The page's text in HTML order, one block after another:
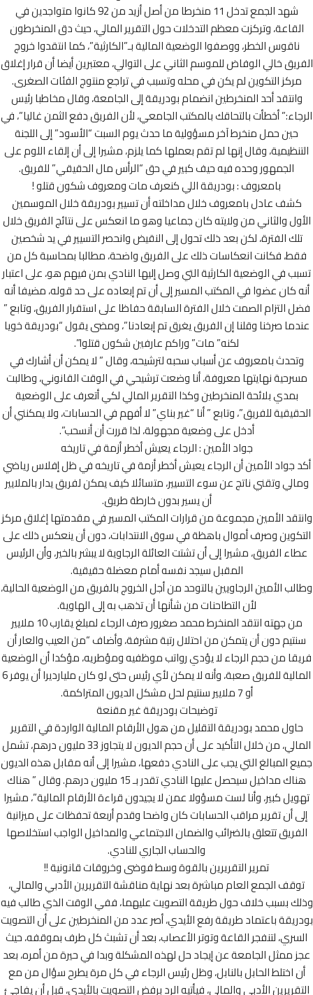
شهد الجمع تدخل 11 منخرطا من أصل أزيد من 92 كانوا متواجدين في
وتركزت معظم التدخلات حول التقرير المالي، حيث دق المنخرطون
ناقوس الخطر، ووصفوا الوضعية المالية بـ”الكارثية”، كما انتقدوا خروج
خالي الوفاض للموسم الثاني على التوالي، معتبرين أيضا أن قرار إغلاق
التكوين لم يكن في محله وتسبب في تراجع منتوج الفئات الصغرى.
أحد المنخرطين انضمام بودريقة إلى الجامعة، وقال مخاطبا رئيس
أخطأت بالتحاقك بالمكتب الجامعي، لأن الفريق دفع الثمن غاليا”، في
حين حمل منخرط آخر مسؤولية ما حدث يوم السبت “الأسود” إلى اللجنة
وقال إنها لم تقم بعملها كما يلزم، مشيرا إلى أن إلقاء اللوم على
الجمهور وحده فيه حيف كبير في حق “الرأس مال الحقيقي” للفريق.
بامعروف : بودريقة اللي كنعرف مات ومعروف شكون قتلو !
عادل بامعروف خلال مداخلته أن تسيير بودريقة خلال الموسمين
والثاني من ولايته كان جماعيا وهو ما انعكس على نتائج الفريق خلال
الفترة، لكن بعد ذلك تحول إلى النقيض وانحصر التسيير في يد شخصين
فكانت انعكاسات ذلك على الفريق واضحة، مطالبا بمحاسبة كل من
في الوضعية الكارثية التي وصل إليها النادي بمن فيهم هو، على اعتبار
كان عضوا في المكتب المسير إلى أن تم إبعاده على حد قوله، مضيفا أنه
التزام الصمت خلال الفترة السابقة حفاظا على استقرار الفريق، وتابع ”
صرخنا وقلنا إن الفريق يغرق تم إبعادنا”، ومضى يقول “بودريقة خويا
لكنه” مات” وراكم عارفين شكون قتلوا”.
بامعروف عن أسباب سحبه لترشيحه، وقال ” لا يمكن أن أشارك في
نهايتها معروفة، أنا وضعت ترشيحي في الوقت القانوني، وطالبت
بمدي بلائحة المنخرطين وكذا التقرير المالي لكي أتعرف على الوضعية
للفريق”، وتابع ” أنا “غير بناي” لا أفهم في الحسابات، ولا يمكنني أن
أدخل على وضعية مجهولة، لذا قررت أن أنسحب”.
جواد الأمين : الرجاء يعيش أخطر أزمة في تاريخه
جواد الأمين أن الرجاء يعيش أخطر أزمة في تاريخه في ظل إفلاس رياضي
وتقني ناتج عن سوء التسيير، متسائلا كيف يمكن لفريق يدار بالملايير
أن يسير بدون خارطة طريق.
الأمين مجموعة من قرارات المكتب المسير في مقدمتها إغلاق مركز
وصرف أموال باهظة في سوق الانتدابات، دون أن ينعكس ذلك على
الفريق، مشيرا إلى أن تشتت العائلة الرجاوية لا يبشر بالخير، وأن الرئيس
المقبل سيجد نفسه أمام معضلة حقيقية.
الأمين الرجاويين بالتوحد من أجل الخروج بالفريق من الوضعية الحالية،
لأن التطاحنات من شأنها أن تذهب به إلى الهاوية.
من جهته انتقد المنخرط محمد صغرور صرف الرجاء لمبلغ يقارب 10 ملايير
دون أن يتمكن من احتلال رتبة مشرفة، وأضاف “من العيب والعار أن
من حجم الرجاء لا يؤدي رواتب موظفيه ومؤطريه، مؤكدا أن الوضعية
المالية للفريق صعبة، وأنه لا يمكن لأي رئيس حتى لو كان مليارديرا أن يوفر 6
توضيحات بودريقة غير مقنعة
محمد بودريقة التقليل من هول الأرقام المالية الواردة في التقرير
المالي، من خلال التأكيد على أن حجم الديون لا يتجاوز 33 مليون درهم، تشمل
المبالغ التي يجب على النادي دفعها، مشيرا إلى أنه مقابل هذه الديون
هناك مداخيل سيحصل عليها النادي تقدر بـ 15 مليون درهم. وقال ” هناك
كبير، وأنا لست مسؤولا عمن لا يجيدون قراءة الأرقام المالية”، مشيرا
أن تقرير مراقب الحسابات كان واضحا وقدم أربعة تحفظات على ميزانية
تتعلق بالضرائب والضمان الاجتماعي والمداخيل الواجب استخلاصها
والحساب الجاري للنادي.
تمرير التقريرين بالقوة وسط فوضى وخروقات قانونية !!
الجمع العام مباشرة بعد نهاية مناقشة التقريرين الأدبي والمالي،
بسبب خلاف حول طريقة التصويت عليهما، ففي الوقت الذي طالب فيه
باعتماد طريقة رفع الأيدي، أصر عدد من المنخرطين على أن التصويت
لتنفجر القاعة وتوتر الأعصاب، بعد أن تشبث كل طرف بموقفه، حيث
ممثل الجامعة عن إيجاد حل لهذه المشكلة وبدا في حيرة من أمره، بعد
اختلط الحابل بالنابل، وظل رئيس الرجاء في كل مرة يطرح سؤال من مع
الأدبي والمالي، فيأتيه الرد برفض التصويت بالأيدي، قبل أن يفاجئ